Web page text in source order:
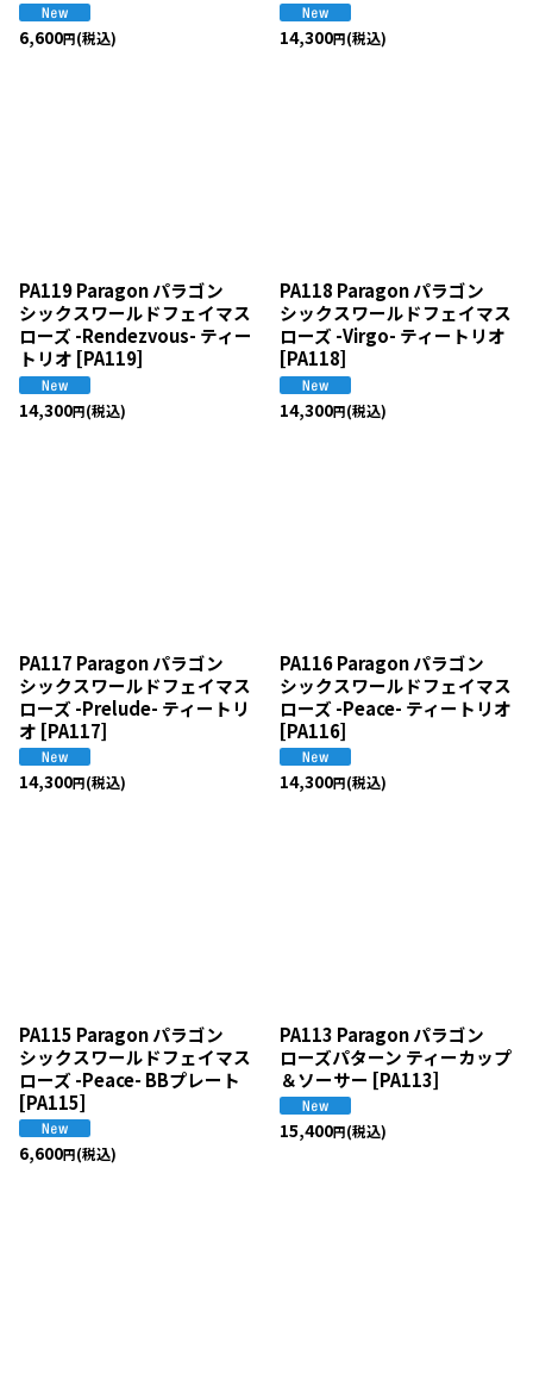
6,600円(税込) 14,300円(税込)
PA119 Paragon パラゴン
シックスワールドフェイマス
ローズ -Rendezvous- ティー
トリオ [PA119]
14,300円(税込)
PA118 Paragon パラゴン
シックスワールドフェイマス
ローズ -Virgo- ティートリオ
[PA118]
14,300円(税込)
PA117 Paragon パラゴン
シックスワールドフェイマス
ローズ -Prelude- ティートリ
オ [PA117]
14,300円(税込)
PA116 Paragon パラゴン
シックスワールドフェイマス
ローズ -Peace- ティートリオ
[PA116]
14,300円(税込)
PA115 Paragon パラゴン
シックスワールドフェイマス
ローズ -Peace- BBプレート
[PA115]
6,600円(税込)
PA113 Paragon パラゴン
ローズパターン ティーカップ
＆ソーサー [PA113]
15,400円(税込)